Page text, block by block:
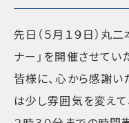
先日（５月１９日）丸
ナー」を開催させてい
皆様に、心から感謝い
は少し雰囲気を変えて